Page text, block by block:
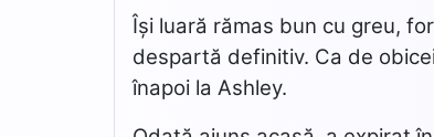
Își luară rămas bun cu greu,
despartă definitiv. Ca de
înapoi la Ashley.